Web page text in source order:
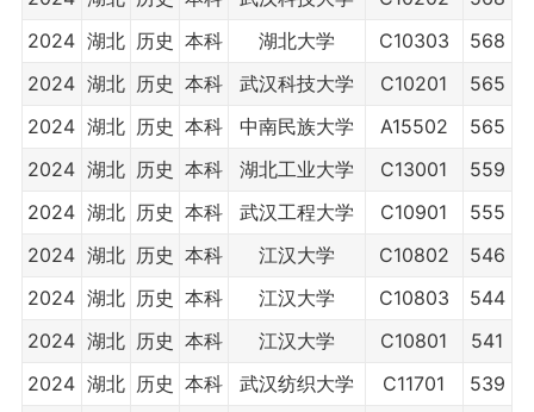
2024 湖北 历史 本科 湖北大学 C10303
568
2024 湖北 历史 本科 武汉科技大学 C10201
565
2024 湖北 历史 本科 中南民族大学 A15502
565
2024 湖北 历史 本科 湖北工业大学 C13001
559
2024 湖北 历史 本科 武汉工程大学 C10901
555
2024 湖北 历史 本科 江汉大学 C10802
546
2024 湖北 历史 本科 江汉大学 C10803
544
2024 湖北 历史 本科 江汉大学 C10801
541
2024 湖北 历史 本科 武汉纺织大学 C11701
539